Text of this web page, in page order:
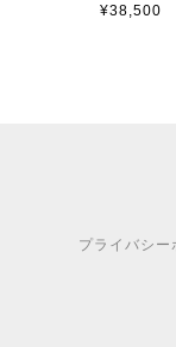
¥38,500
プライバシー